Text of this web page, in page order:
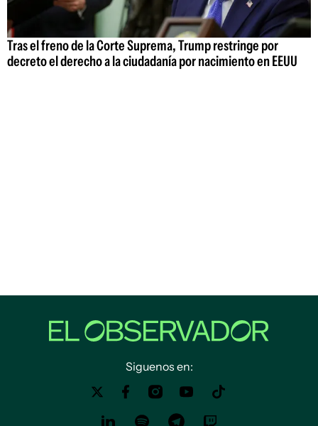
Tras el freno de la Corte Suprema, Trump restringe por
decreto el derecho a la ciudadanía por nacimiento en EEUU
Siguenos en: